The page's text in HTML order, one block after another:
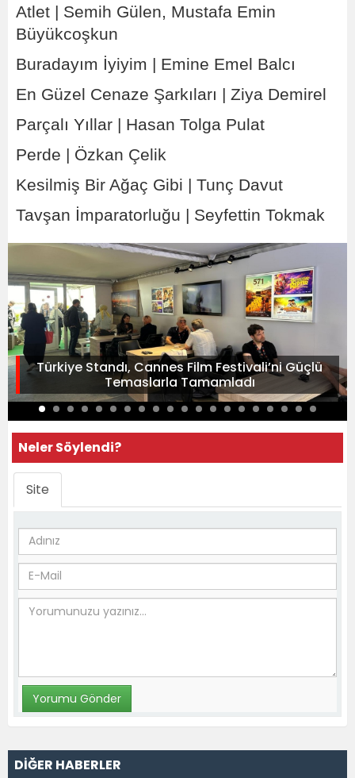
Atlet | Semih Gülen, Mustafa Emin
Büyükcoşkun
Buradayım İyiyim | Emine Emel Balcı
En Güzel Cenaze Şarkıları | Ziya Demirel
Parçalı Yıllar | Hasan Tolga Pulat
Perde | Özkan Çelik
Kesilmiş Bir Ağaç Gibi | Tunç Davut
Tavşan İmparatorluğu | Seyfettin Tokmak
Türkiye Standı, Cannes Film Festivali’ni Güçlü
Temaslarla Tamamladı
Neler Söylendi?
Site
DİĞER HABERLER